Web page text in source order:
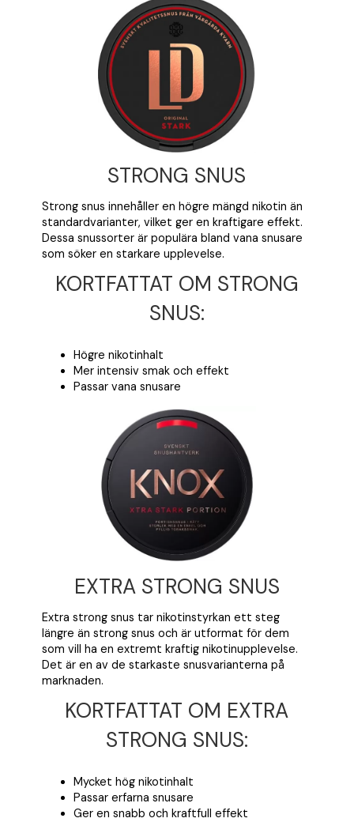
STRONG SNUS
Strong snus innehåller en högre mängd nikotin än
standardvarianter, vilket ger en kraftigare effekt.
Dessa snussorter är populära bland vana snusare
som söker en starkare upplevelse.
KORTFATTAT OM STRONG
SNUS:
Högre nikotinhalt
Mer intensiv smak och effekt
Passar vana snusare
EXTRA STRONG SNUS
Extra strong snus tar nikotinstyrkan ett steg
längre än strong snus och är utformat för dem
som vill ha en extremt kraftig nikotinupplevelse.
Det är en av de starkaste snusvarianterna på
marknaden.
KORTFATTAT OM EXTRA
STRONG SNUS:
Mycket hög nikotinhalt
Passar erfarna snusare
Ger en snabb och kraftfull effekt